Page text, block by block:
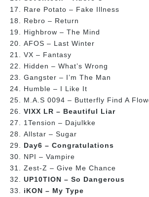
Rare Potato – Fake Illness
Rebro – Return
Highbrow – The Mind
AFOS – Last Winter
VX – Fantasy
Hidden – What’s Wrong
Gangster – I’m The Man
Humble – I Like It
M.A.S 0094 – Butterfly Find A
VIXX LR – Beautiful Liar
1Tension – Dajulkke
Allstar – Sugar
Day6 – Congratulations
NPI – Vampire
Zest-Z – Give Me Chance
UP10TION – So Dangerous
iKON – My Type